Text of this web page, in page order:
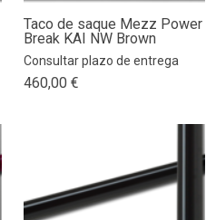
Taco de saque Mezz Power
Break KAI NW Brown
Consultar plazo de entrega
460,00 €